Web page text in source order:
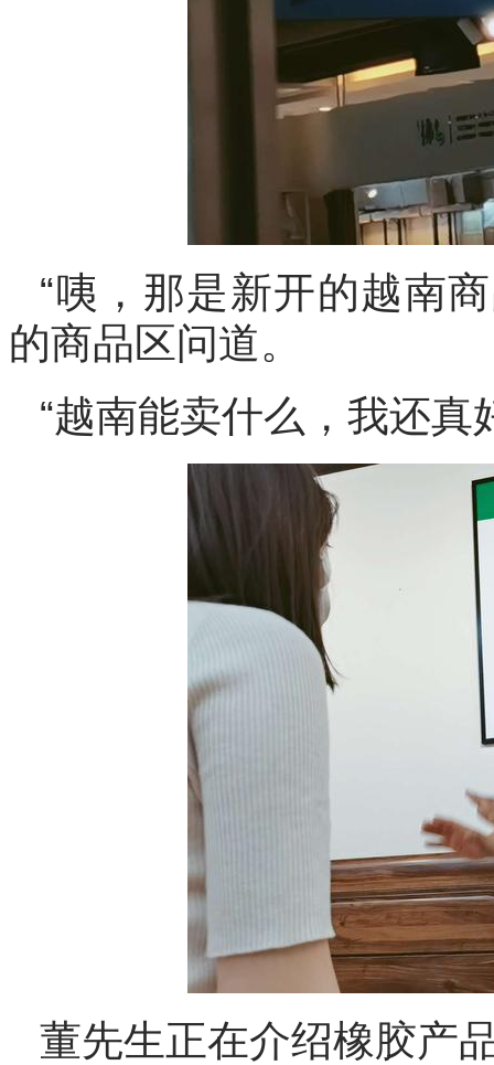
“咦，那是新开的越南
的商品区问道。
“越南能卖什么，我还真
董先生正在介绍橡胶产